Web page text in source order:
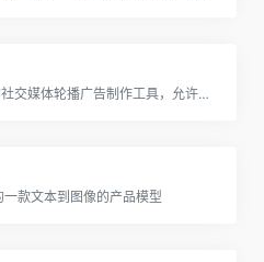
一款由人工智能驱动的社交媒体轮播广告制作工具，允许用户在短短几分钟内创建令人惊艳、定制的轮播广告。
款文本到图像的产品模型